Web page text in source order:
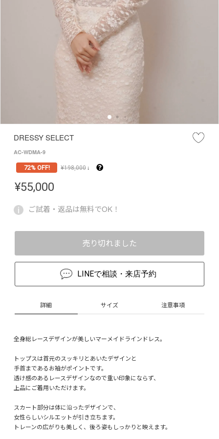
DRESSY SELECT
AC-WDMA-9
¥198,000↓
72% OFF!
¥55,000
ご試着・返品は無料でOK！
売り切れました
LINEで相談・来店予約
詳細 サイズ 注意事項
全身総レースデザインが美しいマーメイドラインドレス。
トップスは首元のスッキリとあいたデザインと
手首まであるお袖がポイントです。
透け感のあるレースデザインなので重い印象にならず、
上品にご着用いただけます。
スカート部分は体に沿ったデザインで、
女性らしいシルエットが引き立ちます。
トレーンの広がりも美しく、後ろ姿もしっかりと映えます。